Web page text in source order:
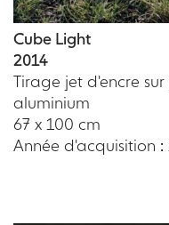
Cube Light
2014
Tirage jet d'encre
aluminium
67 x 100 cm
Année d'acquisition :